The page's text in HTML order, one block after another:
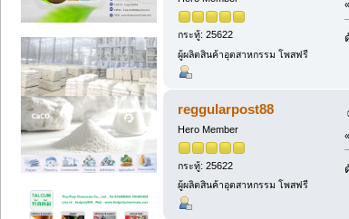
กระทู้: 25622
ผู้ผลิตสินค้าอุตสาหกรรม โพสฟรี
«
reggularpost88
Hero Member
กระทู้: 25622
ผู้ผลิตสินค้าอุตสาหกรรม โพสฟรี
«